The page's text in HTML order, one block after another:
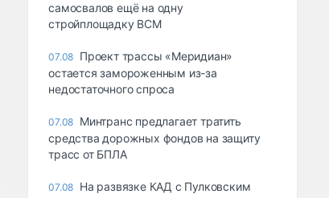
самосвалов ещё на одну
стройплощадку ВСМ
07.08 Проект трассы «Меридиан»
остается замороженным из-за
недостаточного спроса
07.08 Минтранс предлагает тратить
средства дорожных фондов на защиту
трасс от БПЛА
07.08 На развязке КАД с Пулковским